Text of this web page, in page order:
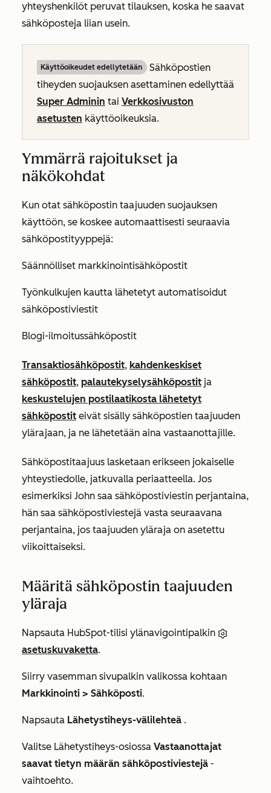
yhteyshenkilöt peruvat tilauksen, koska he saavat
sähköposteja liian usein.
Käyttöoikeudet edellytetään
Sähköpostien
tiheyden suojauksen asettaminen edellyttää
Super Adminin tai Verkkosivuston
asetusten käyttöoikeuksia.
Ymmärrä rajoitukset ja
näkökohdat
Kun otat sähköpostin taajuuden suojauksen
käyttöön, se koskee automaattisesti seuraavia
sähköpostityyppejä:
Säännölliset markkinointisähköpostit
Työnkulkujen kautta lähetetyt automatisoidut
sähköpostiviestit
Blogi-ilmoitussähköpostit
Transaktiosähköpostit, kahdenkeskiset
sähköpostit, palautekyselysähköpostit ja
keskustelujen postilaatikosta lähetetyt
sähköpostit eivät sisälly sähköpostien taajuuden
ylärajaan, ja ne lähetetään aina vastaanottajille.
Sähköpostitaajuus lasketaan erikseen jokaiselle
yhteystiedolle, jatkuvalla periaatteella. Jos
esimerkiksi John saa sähköpostiviestin perjantaina,
hän saa sähköpostiviestejä vasta seuraavana
perjantaina, jos taajuuden yläraja on asetettu
viikoittaiseksi.
Määritä sähköpostin taajuuden
yläraja
Napsauta HubSpot-tilisi ylänavigointipalkin
asetuskuvaketta.
Siirry vasemman sivupalkin valikossa kohtaan
Markkinointi > Sähköposti.
Napsauta Lähetystiheys-välilehteä .
Valitse Lähetystiheys-osiossa Vastaanottajat
saavat tietyn määrän sähköpostiviestejä -
vaihtoehto.